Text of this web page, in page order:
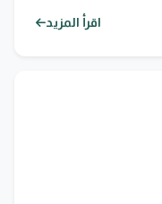
اقرأ المزيد